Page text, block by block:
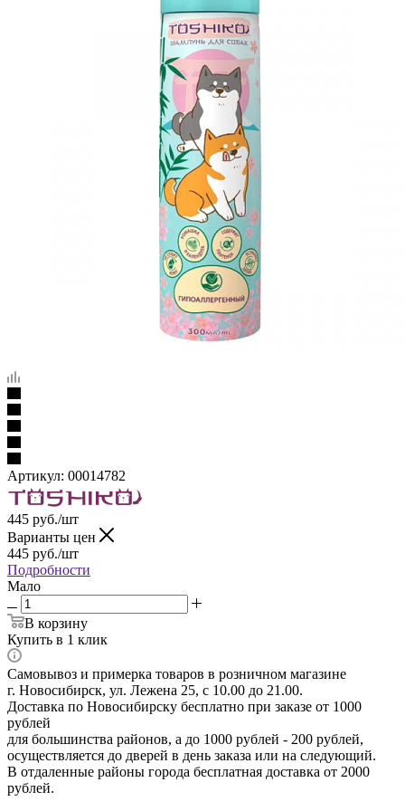
Артикул: 00014782
445 руб./шт
Варианты цен
445 руб./шт
Подробности
Мало
В корзину
Купить в 1 клик
Самовывоз и примерка товаров в розничном магазине
г. Новосибирск, ул. Лежена 25, с 10.00 до 21.00.
Доставка по Новосибирску бесплатно при заказе от 1000
рублей
для большинства районов, а до 1000 рублей - 200 рублей,
осуществляется до дверей в день заказа или на следующий.
В отдаленные районы города бесплатная доставка от 2000
рублей.